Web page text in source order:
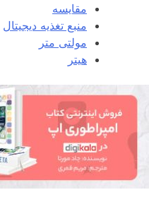
مقایسه
منبع تغذیه دیجیتال
مولتی متر
هیتر